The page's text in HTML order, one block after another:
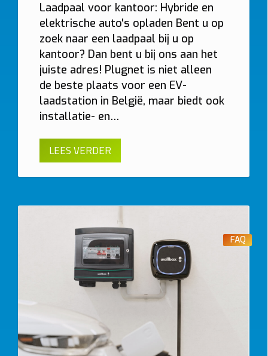
Laadpaal voor kantoor: Hybride en
elektrische auto's opladen Bent u op
zoek naar een laadpaal bij u op
kantoor? Dan bent u bij ons aan het
juiste adres! Plugnet is niet alleen
de beste plaats voor een EV-
laadstation in België, maar biedt ook
installatie- en…
LEES VERDER
FAQ